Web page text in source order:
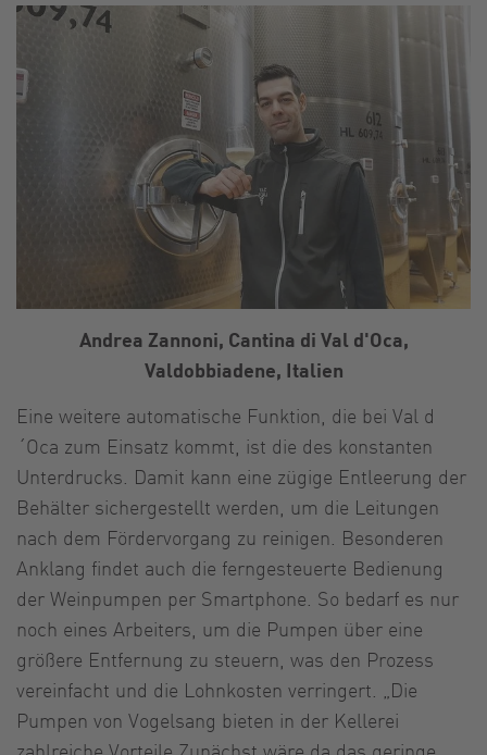
Andrea Zannoni, Cantina di Val d'Oca,
Valdobbiadene, Italien
Eine weitere automatische Funktion, die bei Val d
´Oca zum Einsatz kommt, ist die des konstanten
Unterdrucks. Damit kann eine zügige Entleerung der
Behälter sichergestellt werden, um die Leitungen
nach dem Fördervorgang zu reinigen. Besonderen
Anklang findet auch die ferngesteuerte Bedienung
der Weinpumpen per Smartphone. So bedarf es nur
noch eines Arbeiters, um die Pumpen über eine
größere Entfernung zu steuern, was den Prozess
vereinfacht und die Lohnkosten verringert. „Die
Pumpen von Vogelsang bieten in der Kellerei